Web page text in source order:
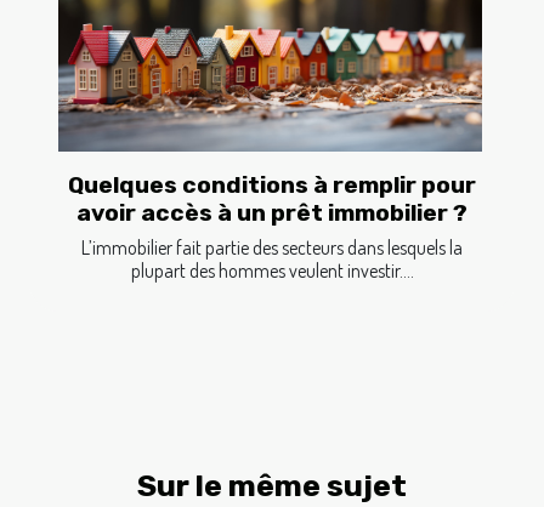
Quelques conditions à remplir pour
avoir accès à un prêt immobilier ?
L’immobilier fait partie des secteurs dans lesquels la
plupart des hommes veulent investir....
Sur le même sujet